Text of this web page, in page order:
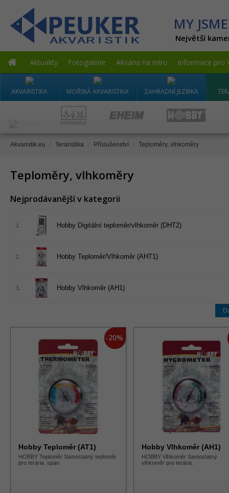
MY
Největší
Aktuality Fotogalerie Akvária na míru Informace pro
AKVARISTIKA MOŘSKÁ AKVARISTIKA ZAHRADNÍ JEZÍRKA
Akvaristik.eu / Teraristika / Příslušenství / Teploměry, vlhkoměry
Teploměry, vlhkoměry
Nejprodávanější v kategorii
1. Hobby Digitální teploměr/vlhkoměr (DHT2)
2. Hobby Teploměr/Vlhkoměr (AHT1)
3. Hobby Vlhkoměr (AH1)
-20%
Hobby Teploměr (AT1)
HOBBY Teploměr Samostatný teploměr
pro terária. span
Hobby Vlhkoměr (AH1)
HOBBY Vlhkoměr Samostatný
vlhkoměr pro terária.